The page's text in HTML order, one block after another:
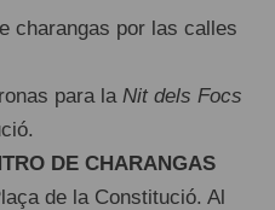
charangas por las calles
para la Nit dels Focs
DE CHARANGAS
de la Constitució. Al